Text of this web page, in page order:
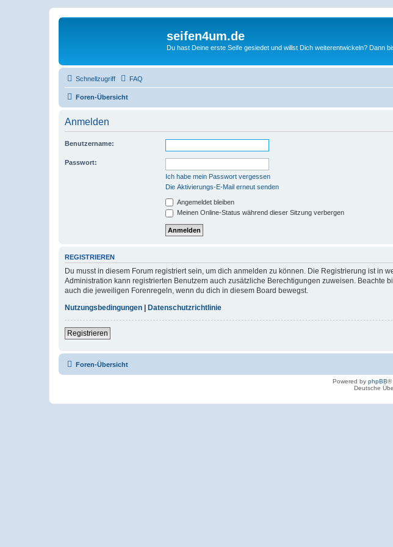
seifen4um.de
Du hast Deine erste Seife gesiedet und willst Dich weiterentwickeln? Dann
Schnellzugriff FAQ
Foren-Übersicht
Anmelden
Benutzername:
Passwort:
Ich habe mein Passwort vergessen
Die Aktivierungs-E-Mail erneut senden
Angemeldet bleiben
Meinen Online-Status während dieser Sitzung verbergen
REGISTRIEREN
Du musst in diesem Forum registriert sein, um dich anmelden zu können. Die Registrierung ist
Administration kann registrierten Benutzern auch zusätzliche Berechtigungen zuweisen.
auch die jeweiligen Forenregeln, wenn du dich in diesem Board bewegst.
Nutzungsbedingungen
Datenschutzrichtlinie
Registrieren
Foren-Übersicht
Powered by phpBB®
Deutsche